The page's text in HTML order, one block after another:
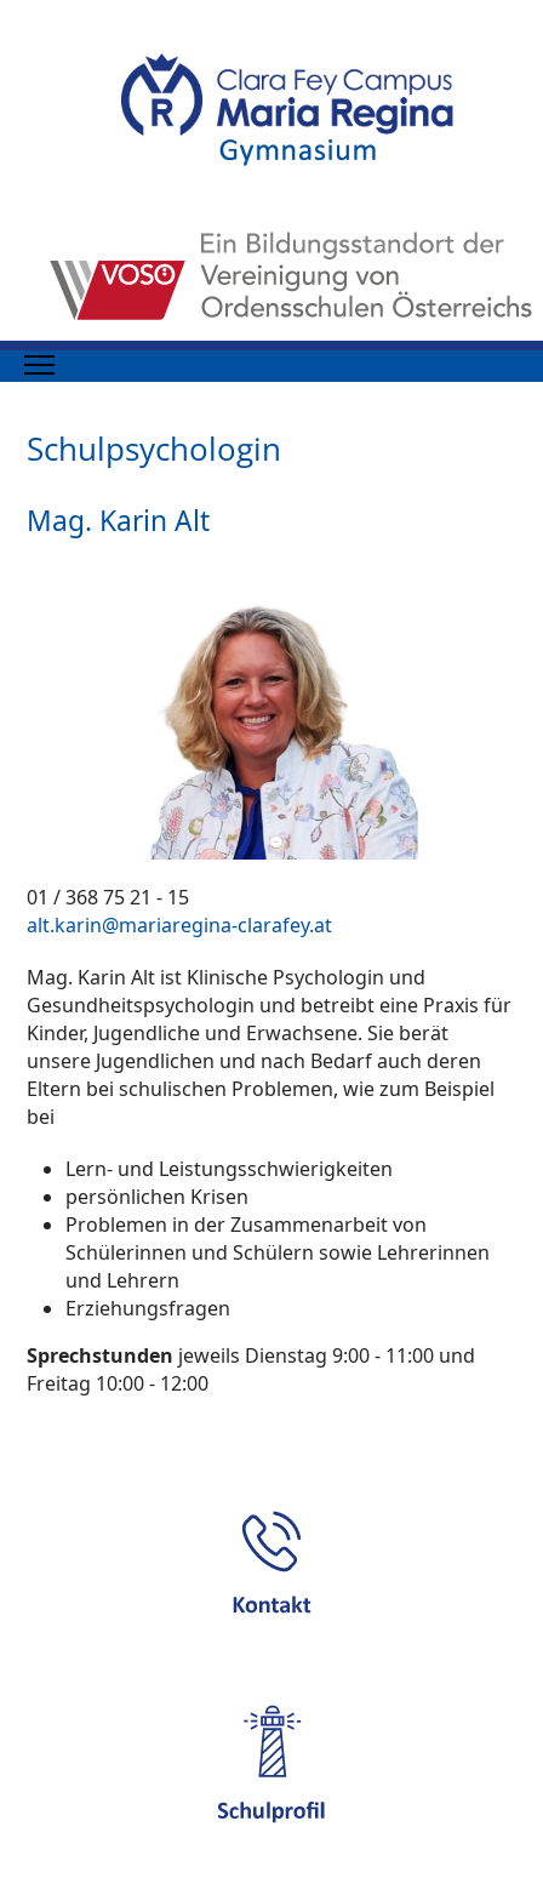
Schulpsychologin
Mag. Karin Alt
01 / 368 75 21 - 15
alt.karin@mariaregina-clarafey.at
Mag. Karin Alt ist Klinische Psychologin und
Gesundheitspsychologin und betreibt eine Praxis für
Kinder, Jugendliche und Erwachsene. Sie berät
unsere Jugendlichen und nach Bedarf auch deren
Eltern bei schulischen Problemen, wie zum Beispiel
bei
Lern- und Leistungsschwierigkeiten
persönlichen Krisen
Problemen in der Zusammenarbeit von
Schülerinnen und Schülern sowie Lehrerinnen
und Lehrern
Erziehungsfragen
Sprechstunden jeweils Dienstag 9:00 - 11:00 und
Freitag 10:00 - 12:00